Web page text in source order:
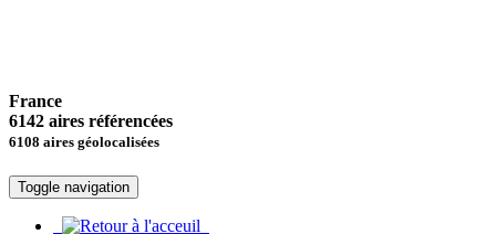
France
6142 aires référencées
6108 aires géolocalisées
Toggle navigation